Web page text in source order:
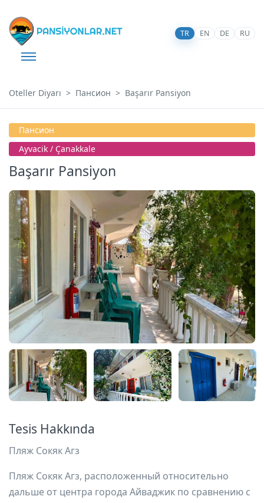
TR EN DE RU
Oteller Diyarı Пансион Başarır Pansiyon
Пансион
Ayvacik / Çanakkale
Başarır Pansiyon
Tesis Hakkında
Пляж Сокяк Агз
Пляж Сокяк Агз, расположенный относительно
дальше от центра города Айваджик по сравнению с